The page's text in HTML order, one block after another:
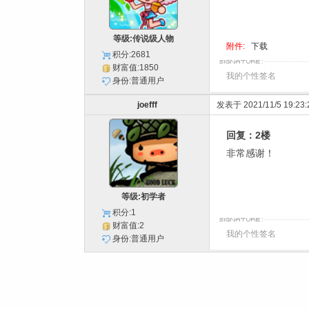
等级:传说级人物
积分:2681
财富值:1850
身份:普通用户
附件: 下载
我的个性签名
joefff 发表于 2021/11/5
等级:初学者
积分:1
财富值:2
身份:普通用户
回复：2楼
非常感谢！
我的个性签名